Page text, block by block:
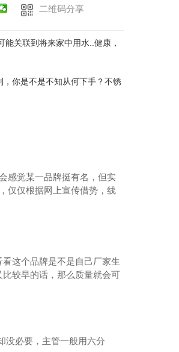
二维码分享
关联到将来家中用水..健康，
你是不是不知从何下手？不锈
感觉某一品牌挺有名，但实
仅仅根据网上宣传借势，线
这个品牌是不是自己厂家生
较早的话，那么质量就会可
没必要，主管一般用六分